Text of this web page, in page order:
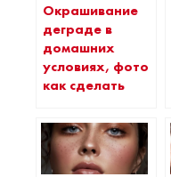
Окрашивание
деграде в
домашних
условиях, фото
как сделать